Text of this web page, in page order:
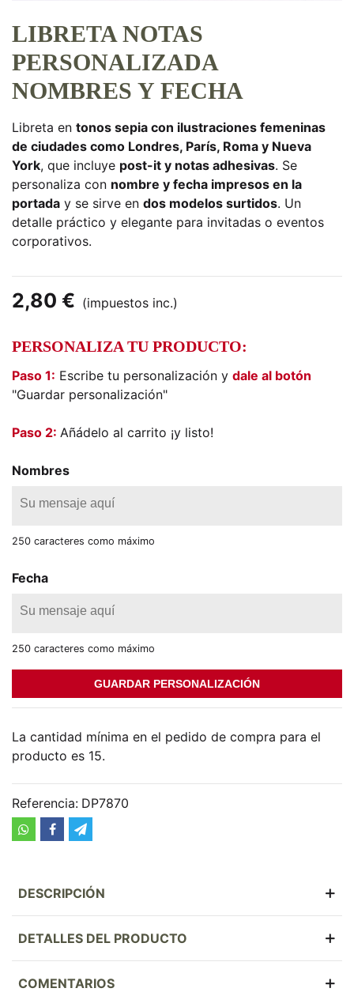
LIBRETA NOTAS
PERSONALIZADA
NOMBRES Y FECHA
Libreta en tonos sepia con ilustraciones femeninas
de ciudades como Londres, París, Roma y Nueva
York, que incluye post-it y notas adhesivas. Se
personaliza con nombre y fecha impresos en la
portada y se sirve en dos modelos surtidos. Un
detalle práctico y elegante para invitadas o eventos
corporativos.
2,80 € (impuestos inc.)
PERSONALIZA TU PRODUCTO:
Paso 1: Escribe tu personalización y dale al botón
"Guardar personalización"
Paso 2: Añádelo al carrito ¡y listo!
Nombres
250 caracteres como máximo
Fecha
250 caracteres como máximo
GUARDAR PERSONALIZACIÓN
La cantidad mínima en el pedido de compra para el
producto es 15.
Referencia: DP7870
DESCRIPCIÓN
DETALLES DEL PRODUCTO
COMENTARIOS